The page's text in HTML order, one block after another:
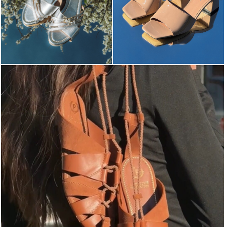
Elevate your desire for a last-minute escape with th...